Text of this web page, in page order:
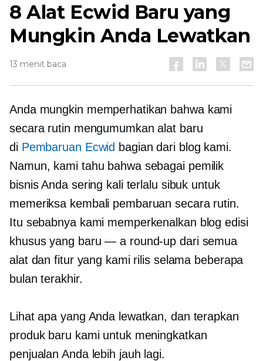
8 Alat Ecwid Baru yang
Mungkin Anda Lewatkan
13 menit baca
Anda mungkin memperhatikan bahwa kami
secara rutin mengumumkan alat baru
di Pembaruan Ecwid bagian dari blog kami.
Namun, kami tahu bahwa sebagai pemilik
bisnis Anda sering kali terlalu sibuk untuk
memeriksa kembali pembaruan secara rutin.
Itu sebabnya kami memperkenalkan blog edisi
khusus yang baru — a round-up dari semua
alat dan fitur yang kami rilis selama beberapa
bulan terakhir.
Lihat apa yang Anda lewatkan, dan terapkan
produk baru kami untuk meningkatkan
penjualan Anda lebih jauh lagi.